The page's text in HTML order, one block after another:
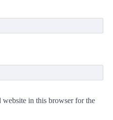
website in this browser for the